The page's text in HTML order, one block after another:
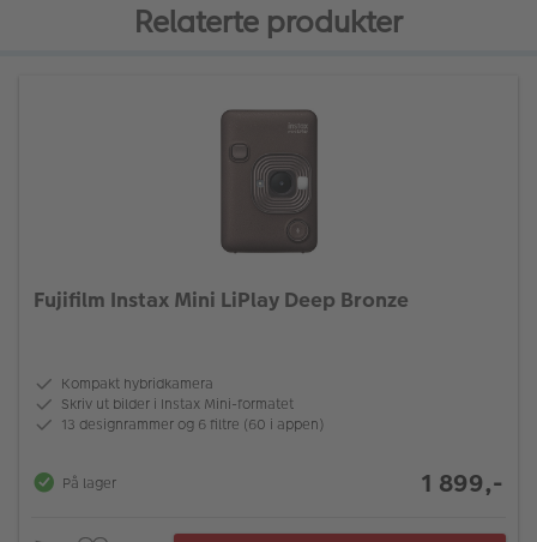
Relaterte produkter
Fujifilm Instax Mini LiPlay Deep Bronze
Kompakt hybridkamera
Skriv ut bilder i Instax Mini-formatet
13 designrammer og 6 filtre (60 i appen)
På lager 1 899,-